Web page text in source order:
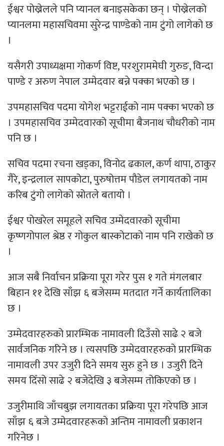
ईश्वर पोख्रेलले पनि प्यानल बनाइसकेका छन् । पोख्रेलको
प्यानलमा महासचिवमा सुरेन्द्र पाण्डेको नाम टुंगो लागेको छ
।
यसैगरी उपाध्यक्षमा गोकर्ण विष्ट, परशुराममेघी गुरुङ, विन्दा
पाण्डे र अरुण नेपाल उम्मेदवार बन्ने पक्का भएको छ ।
उपमहासचिव पदमा योगेश भट्टराईको नाम पक्का भएको छ
। उपमहासचिव उम्मेदवारको सूचीमा बैजनाथ चौधरीको नाम
पनि छ ।
सचिव पदमा रचना खड्का, विनोद ढकाल, कर्ण थापा, ठाकुर
गैरे, इन्द्रलाल सापकोटा, पुरुषोत्तम पौडेल लगायतको नाम
करिब टुंगो लागेको स्रोतले बतायो ।
ईश्वर पोखरेल समूहले सचिव उम्मेदवारको सूचीमा
कृष्णगोपाल श्रेष्ठ र गोकुल बास्कोटाको नाम पनि राखेको छ
।
आज सबै निर्वाचन प्रक्रिया पूरा गरेर पुस १ गते मंगलबार
बिहान ११ देखि साँझ ६ बजेसम्म मतदात गर्ने कार्यतालिका
छ ।
उम्मेदवारहरुको प्रारम्भिक नामावली दिउँसो साढे २ बजे
सार्वजनिक गरिने छ । त्यसपछि उम्मेदवारहरुको प्रारम्भिक
नामावली उपर उजुरी दिने समय सुरु हुने छ । उजुरी दिने
समय दिँसो साढे २ बजेदेखि ३ बजेसम्म तोकिएको छ ।
उजुरीमाथि जाँचबुझ लगायतका प्रक्रिया पूरा गरेपछि आज
साँझ ६ बजे उम्मेदवारहरूको अन्तिम नामावली प्रकाशन
गरिनेछ ।